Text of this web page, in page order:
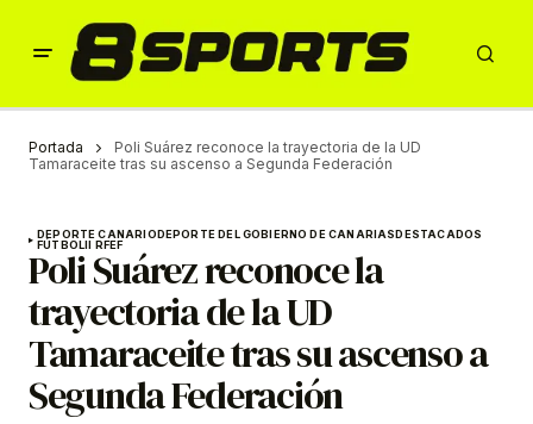
Portada
Poli Suárez reconoce la trayectoria de la UD
Tamaraceite tras su ascenso a Segunda Federación
DEPORTE CANARIODEPORTE DEL GOBIERNO DE CANARIASDESTACADOS
FÚTBOLII RFEF
Poli Suárez reconoce la
trayectoria de la UD
Tamaraceite tras su ascenso a
Segunda Federación